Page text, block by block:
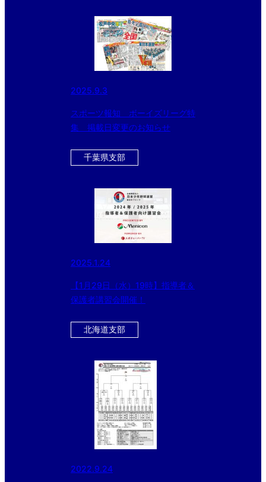
2025.9.3
スポーツ報知 ボーイズリーグ特
集 掲載日変更のお知らせ
千葉県支部
2025.1.24
【1月29日（水）19時】指導者＆
保護者講習会開催！
北海道支部
2022.9.24